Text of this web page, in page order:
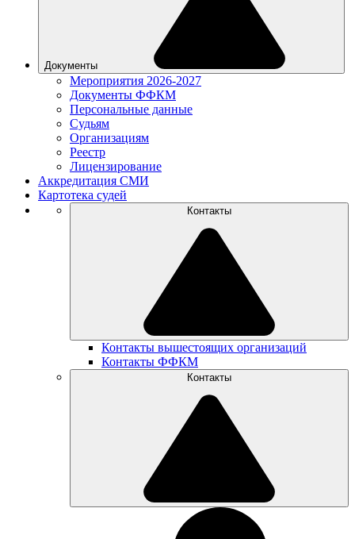
Документы
Мероприятия 2026-2027
Документы ФФКМ
Персональные данные
Судьям
Организациям
Реестр
Лицензирование
Аккредитация СМИ
Картотека судей
Контакты
Контакты вышестоящих организаций
Контакты ФФКМ
Контакты